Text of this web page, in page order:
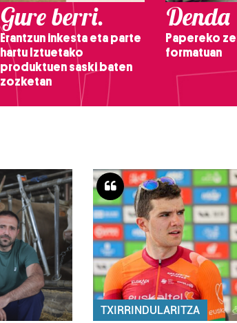
Gure berri.
Erantzun inkesta eta parte
hartu Iztuetako
produktuen saski baten
zozketan
Denda
Papereko
formatuan
TXIRRINDULARITZA